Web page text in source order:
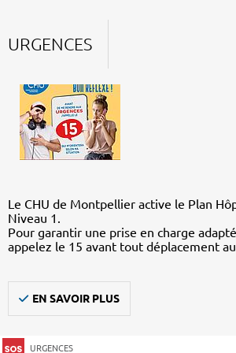
URGENCES
Le CHU de Montpellier active le Plan
Niveau 1.
Pour garantir une prise en charge
appelez le 15 avant tout déplacement
EN SAVOIR PLUS
URGENCES